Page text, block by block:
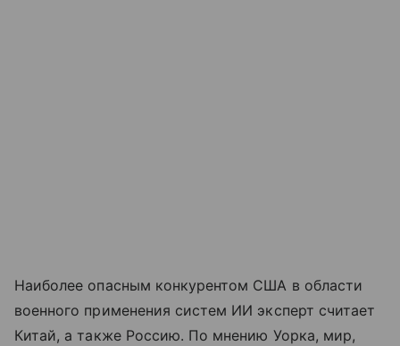
Наиболее опасным конкурентом США в области
военного применения систем ИИ эксперт считает
Китай, а также Россию. По мнению Уорка, мир,